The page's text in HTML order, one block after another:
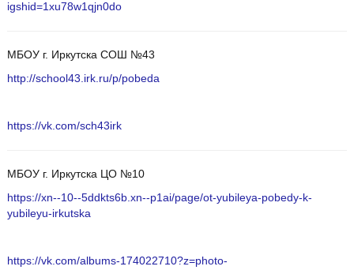
igshid=1xu78w1qjn0do
МБОУ г. Иркутска СОШ №43
http://school43.irk.ru/p/pobeda
https://vk.com/sch43irk
МБОУ г. Иркутска ЦО №10
https://xn--10--5ddkts6b.xn--p1ai/page/ot-yubileya-pobedy-k-
yubileyu-irkutska
https://vk.com/albums-174022710?z=photo-